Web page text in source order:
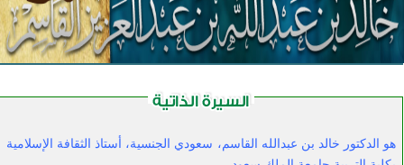
هو الدكتور خالد بن عبدالله القاسم، سعودي الجنسية، أستاذ الثقافة الإسلامية